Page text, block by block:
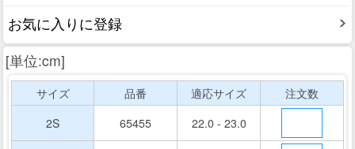
お気に入りに登録
[単位:cm]
サイズ 品番 適応サイズ
注文数
2S
65455 22.0 - 23.0